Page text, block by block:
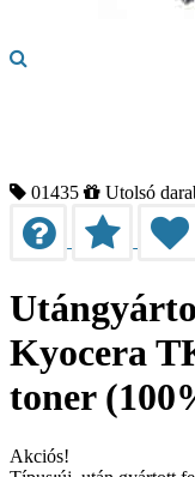
01435 Utolsó
Kyocera
toner
Akciós!